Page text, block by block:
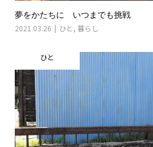
夢をかたちに いつまでも挑戦
2021.03.26 ひと , 暮らし
ひと